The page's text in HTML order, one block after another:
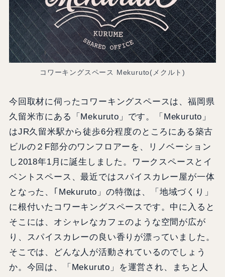
コワーキングスペース Mekuruto(メクルト)
今回取材に伺ったコワーキングスペースは、福岡県
久留米市にある「Mekuruto」です。「Mekuruto」
はJR久留米駅から徒歩6分程度のところにある築古
ビルの２F部分のワンフロアーを、リノベーション
し2018年1月に誕生しました。ワークスペースとイ
ベントスペース、最近ではスパイスカレー屋が一体
となった、｢Mekuruto」の特徴は、「地域づくり」
に根付いたコワーキングスペースです。中に入ると
そこには、オシャレなカフェのような空間が広が
り、スパイスカレーの良い香りが漂っていました。
そこでは、どんな人が活動されているのでしょう
か。今回は、「Mekuruto」を運営され、まちと人